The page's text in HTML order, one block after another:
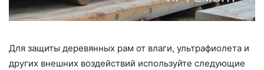
Для защиты деревянных рам от влаги, ультрафиолета и
других внешних воздействий используйте следующие